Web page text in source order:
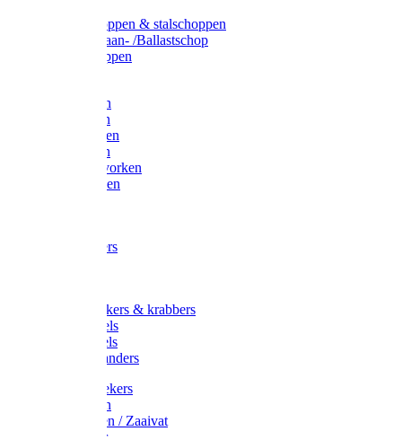
Ballastschoppen & stalschoppen
Slijtsrip Graan- /Ballastschop
Graanschoppen
Hooivorken
Mestvorken
Bietenvorken
Maisvorken
Aardappelvorken
Vijgenvorken
Tuinkrabbers
Onkruidstekers & krabbers
Hartschoffels
Ruitschoffels
Onkruidbranders
Graskantstekers
Verticuteren
Strooiwagen / Zaaivat
Grasmaaier